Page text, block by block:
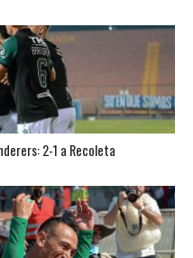
2-1 a Recoleta